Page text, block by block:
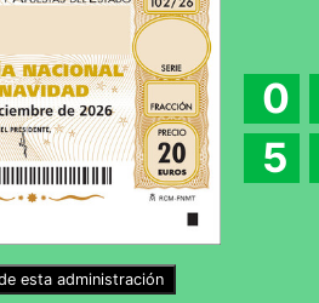
esta administración
0
5